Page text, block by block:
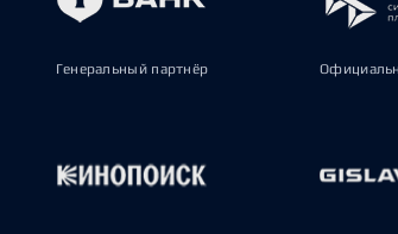
Генеральный партнёр